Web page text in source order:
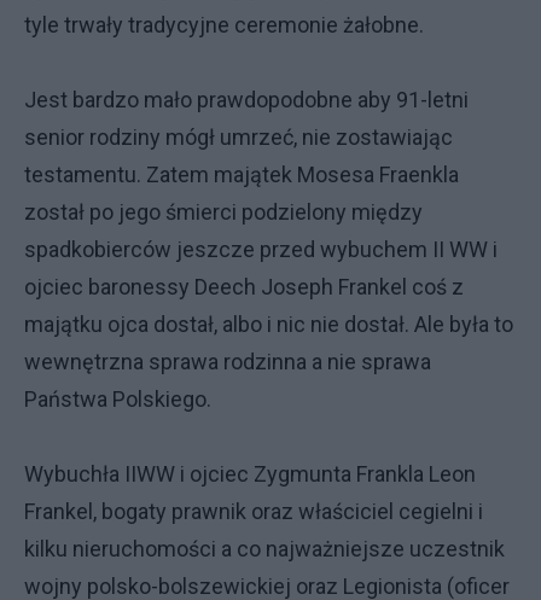
tyle trwały tradycyjne ceremonie żałobne.
Jest bardzo mało prawdopodobne aby 91-letni
senior rodziny mógł umrzeć, nie zostawiając
testamentu. Zatem majątek Mosesa Fraenkla
został po jego śmierci podzielony między
spadkobierców jeszcze przed wybuchem II WW i
ojciec baronessy Deech Joseph Frankel coś z
majątku ojca dostał, albo i nic nie dostał. Ale była to
wewnętrzna sprawa rodzinna a nie sprawa
Państwa Polskiego.
Wybuchła IIWW i ojciec Zygmunta Frankla Leon
Frankel, bogaty prawnik oraz właściciel cegielni i
kilku nieruchomości a co najważniejsze uczestnik
wojny polsko-bolszewickiej oraz Legionista (oficer